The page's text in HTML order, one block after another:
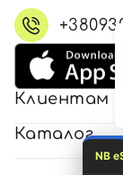
Клиентам
Каталог
NB